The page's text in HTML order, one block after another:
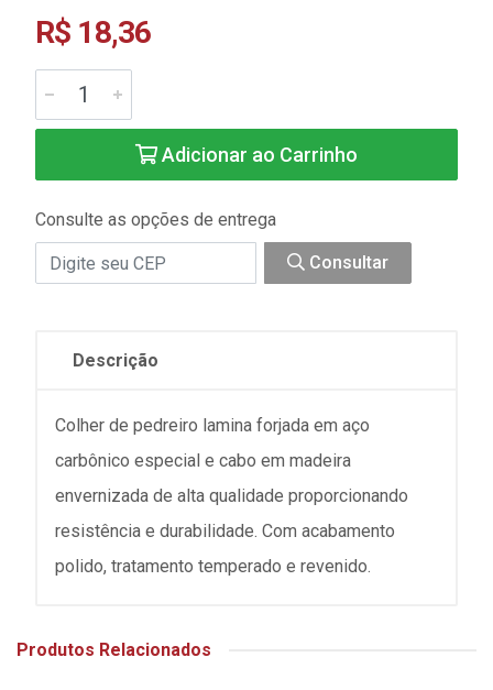
R$ 18,36
Adicionar ao Carrinho
Consulte as opções de entrega
Consultar
Descrição
Colher de pedreiro lamina forjada em aço
carbônico especial e cabo em madeira
envernizada de alta qualidade proporcionando
resistência e durabilidade. Com acabamento
polido, tratamento temperado e revenido.
Produtos Relacionados